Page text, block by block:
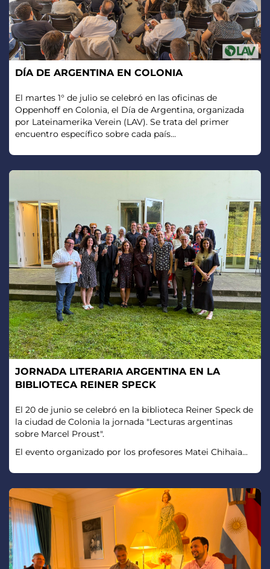
DÍA DE ARGENTINA EN COLONIA
El martes 1° de julio se celebró en las oficinas de
Oppenhoff en Colonia, el Día de Argentina, organizada
por Lateinamerika Verein (LAV). Se trata del primer
encuentro específico sobre cada país...
JORNADA LITERARIA ARGENTINA EN LA
BIBLIOTECA REINER SPECK
El 20 de junio se celebró en la biblioteca Reiner Speck de
la ciudad de Colonia la jornada "Lecturas argentinas
sobre Marcel Proust".
El evento organizado por los profesores Matei Chihaia...